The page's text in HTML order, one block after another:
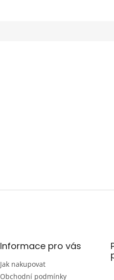
Informace pro vás
Jak nakupovat
Obchodní podmínky